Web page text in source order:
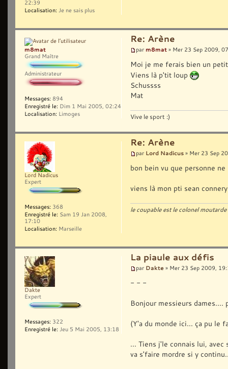
22:39
Localisation: Je ne sais plus
Re: Arène
par m8mat » Mer 23 Sep 2009,
Moi je me ferais bien un
Viens là p'tit loup
Schussss
Mat
Vive le sport :)
m8mat
Grand Maître
Administrateur
Messages: 894
Enregistré le: Dim 1 Mai 2005, 02:24
Localisation: Limoges
Re: Arène
par Lord Nadicus » Mer 23 Sep
bon bein vu que personne
viens là mon pti sean connery
le coupable est le colonel
Lord Nadicus
Expert
Messages: 368
Enregistré le: Sam 19 Jan 2008,
17:10
Localisation: Marseille
La piaule aux défis
par Dakte » Mer 23 Sep 2009,
- - -
Bonjour messieurs dames....
(Y'a du monde ici... ça pu le
... Tiens j'le connais lui,
va s'faire mordre si y
Dakte
Expert
Messages: 322
Enregistré le: Jeu 5 Mai 2005, 13:18